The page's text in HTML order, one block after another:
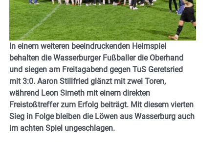
In einem weiteren beeindruckenden Heimspiel
behalten die Wasserburger Fußballer die Oberhand
und siegen am Freitagabend gegen TuS Geretsried
mit 3:0. Aaron Stillfried glänzt mit zwei Toren,
während Leon Simeth mit einem direkten
Freistoßtreffer zum Erfolg beiträgt. Mit diesem vierten
Sieg in Folge bleiben die Löwen aus Wasserburg auch
im achten Spiel ungeschlagen.